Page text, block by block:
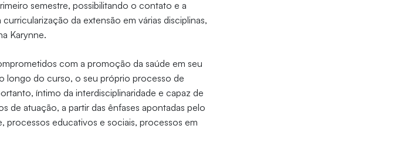
semestre, possibilitando o contato e a
da extensão em várias disciplinas,
Karynne.
com a promoção da saúde em seu
longo do curso, o seu próprio processo de
íntimo da interdisciplinaridade e capaz de
de atuação, a partir das ênfases apontadas pelo
educativos e sociais, processos em